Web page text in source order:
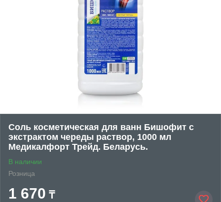
Соль косметическая для ванн Бишофит с
экстрактом череды раствор, 1000 мл
Медикалфорт Трейд. Беларусь.
В наличии
Розница
1 670 ₸